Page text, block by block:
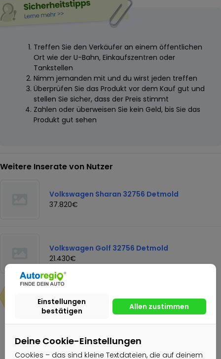
Deine Cookie-Einstellungen
Cookies – das sind kleine Textdateien, die auf deinem
Treffen Sie den Verkäufer an einem öffentlichen
Ort wie der U-Bahn, Einkaufszentren oder
Tankstellen
Nimm jemanden mit und du wirst jeden treffen
Überprüfen Sie das Produkt vor dem Kauf gut und
stellen Sie sicher, dass der Preis stimmt
Zahlen oder überweisen Sie kein Geld, bis Sie das
Produkt gut sehen
Weitere Inserate von Nutzer
Volkswagen Sharan 32756 Detmold
37.820€
Volkswagen Golf 32756 Detmold
21.430€
27.630€
Nachricht senden